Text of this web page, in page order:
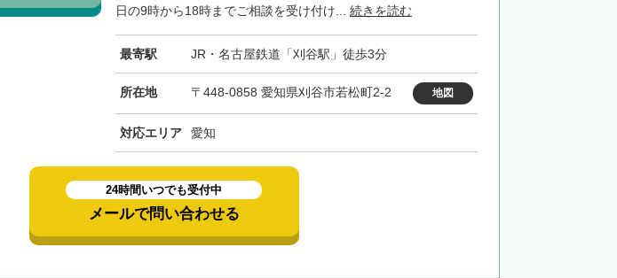
日の9時から18時までご相談を受け付け... 続きを読む
最寄駅 JR・名古屋鉄道「刈谷駅」徒歩3分
所在地 〒448-0858 愛知県刈谷市若松町2-2 地図
対応エリア 愛知
24時間いつでも受付中
メールで問い合わせる